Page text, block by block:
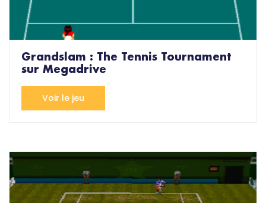
Grandslam : The Tennis Tournament
sur Megadrive
Voir le jeu